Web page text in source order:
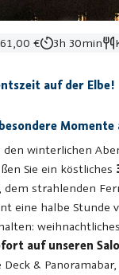
€ 3h 30min
auf der Elbe!
Momente
den winterlichen
Sie ein köstliches
dem strahlenden
eine halbe Stunde
auf unseren
Deck &